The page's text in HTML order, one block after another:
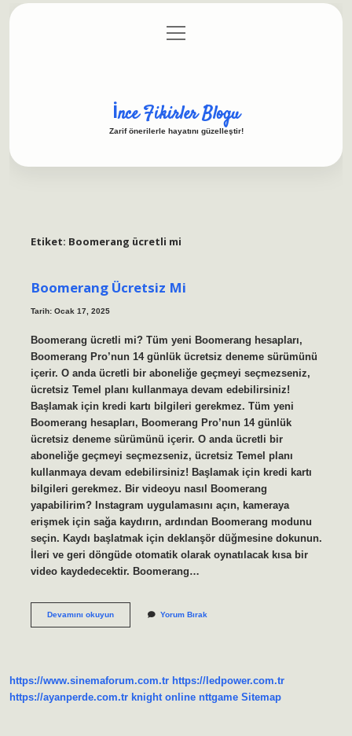
Gizlilik Politikası
menüyü
aç
İnce Fikirler Blogu
Zarif önerilerle hayatını güzelleştir!
Etiket: Boomerang ücretli mi
Boomerang Ücretsiz Mi
Tarih: Ocak 17, 2025
Boomerang ücretli mi? Tüm yeni Boomerang hesapları,
Boomerang Pro’nun 14 günlük ücretsiz deneme sürümünü
içerir. O anda ücretli bir aboneliğe geçmeyi seçmezseniz,
ücretsiz Temel planı kullanmaya devam edebilirsiniz!
Başlamak için kredi kartı bilgileri gerekmez. Tüm yeni
Boomerang hesapları, Boomerang Pro’nun 14 günlük
ücretsiz deneme sürümünü içerir. O anda ücretli bir
aboneliğe geçmeyi seçmezseniz, ücretsiz Temel planı
kullanmaya devam edebilirsiniz! Başlamak için kredi kartı
bilgileri gerekmez. Bir videoyu nasıl Boomerang
yapabilirim? Instagram uygulamasını açın, kameraya
erişmek için sağa kaydırın, ardından Boomerang modunu
seçin. Kaydı başlatmak için deklanşör düğmesine dokunun.
İleri ve geri döngüde otomatik olarak oynatılacak kısa bir
video kaydedecektir. Boomerang…
Devamını okuyunBoomerang Yorum Bırak
https://www.sinemaforum.com.tr https://ledpower.com.tr
https://ayanperde.com.tr knight online nttgame Sitemap